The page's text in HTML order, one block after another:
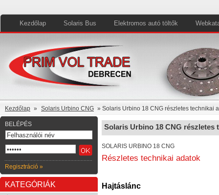
Kezdőlap Solaris Bus Elektromos autó töltők
Kezdőlap » Solaris Urbino CNG » Solaris Urbino 18 CNG részletes technikai
BELÉPÉS
Regisztráció »
KATEGÓRIÁK
Solaris Urbino 18 CNG részletes
SOLARIS URBINO 18 CNG
Részletes technikai adatok
Hajtáslánc